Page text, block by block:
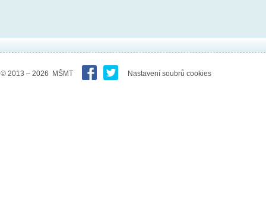
© 2013 – 2026 MŠMT Nastavení soubrů cookies